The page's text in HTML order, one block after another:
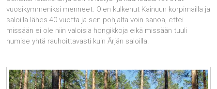
vuosikymmeniksi menneet. Olen kulkenut Kainuun korpimailla ja
saloilla lähes 40 vuotta ja sen pohjalta voin sanoa, ettei
missään ei ole niin valoisia hongikkoja eikä missään tuuli
humise yhtä rauhoittavasti kuin Ärjän saloilla.